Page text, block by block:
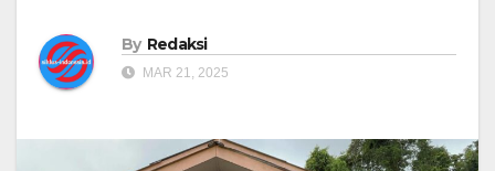
By Redaksi
MAR 21, 2025